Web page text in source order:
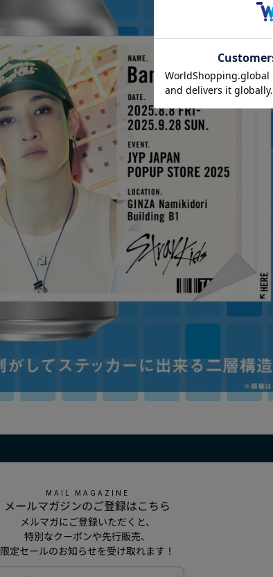
MAIL MAGAZINE
メールマガジンのご登録はこちら
メルマガにご登録いただくと、
特別なクーポンや先行販売、
限定セールのお知らせを受け取れます！